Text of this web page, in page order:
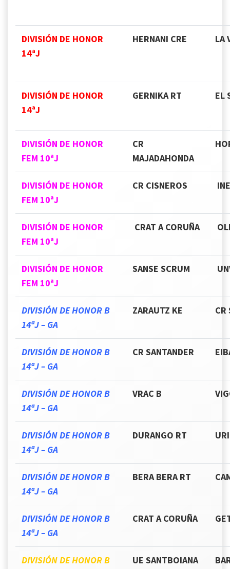
DIVISIÓN DE HONOR
14ªJ
HERNANI CRE LA
DIVISIÓN DE HONOR
14ªJ
GERNIKA RT EL
DIVISIÓN DE HONOR
FEM 10ªJ
CR
MAJADAHONDA
DIVISIÓN DE HONOR
FEM 10ªJ
CR CISNEROS
DIVISIÓN DE HONOR
FEM 10ªJ
CRAT A CORUÑA
DIVISIÓN DE HONOR
FEM 10ªJ
SANSE SCRUM
DIVISIÓN DE HONOR B
14ªJ – GA
ZARAUTZ KE CR
DIVISIÓN DE HONOR B
14ªJ – GA
CR SANTANDER
DIVISIÓN DE HONOR B
14ªJ – GA
VRAC B
DIVISIÓN DE HONOR B
14ªJ – GA
DURANGO RT
DIVISIÓN DE HONOR B
14ªJ – GA
BERA BERA RT
DIVISIÓN DE HONOR B
14ªJ – GA
CRAT A CORUÑA
DIVISIÓN DE HONOR B
UE SANTBOIANA